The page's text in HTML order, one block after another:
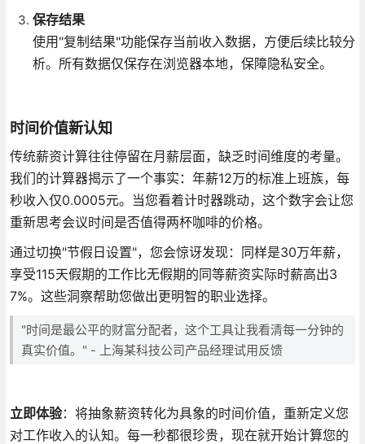
保存结果
使用"复制结果"功能保存当前收入数据，方便后续比较分
析。所有数据仅保存在浏览器本地，保障隐私安全。
时间价值新认知
传统薪资计算往往停留在月薪层面，缺乏时间维度的考量。
我们的计算器揭示了一个事实：年薪12万的标准上班族，每
秒收入仅0.0005元。当您看着计时器跳动，这个数字会让您
重新思考会议时间是否值得两杯咖啡的价格。
通过切换"节假日设置"，您会惊讶发现：同样是30万年薪，
享受115天假期的工作比无假期的同等薪资实际时薪高出3
7%。这些洞察帮助您做出更明智的职业选择。
"时间是最公平的财富分配者，这个工具让我看清每一分钟的
真实价值。" - 上海某科技公司产品经理试用反馈
立即体验：将抽象薪资转化为具象的时间价值，重新定义您
对工作收入的认知。每一秒都很珍贵，现在就开始计算您的